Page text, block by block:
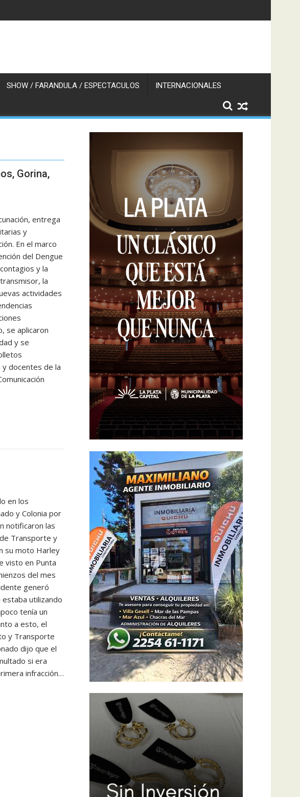
SHOW / FARANDULA / ESPECTACULOS INTERNACIONALES
Gorina,
entrega
y
En el marco
del Dengue
y la
la
actividades
se aplicaron
y se
docentes de la
en los
y Colonia por
notificaron las
Transporte y
su moto Harley
visto en Punta
del mes
generó
utilizando
tenía un
a esto, el
y Transporte
dijo que el
si era
infracción…